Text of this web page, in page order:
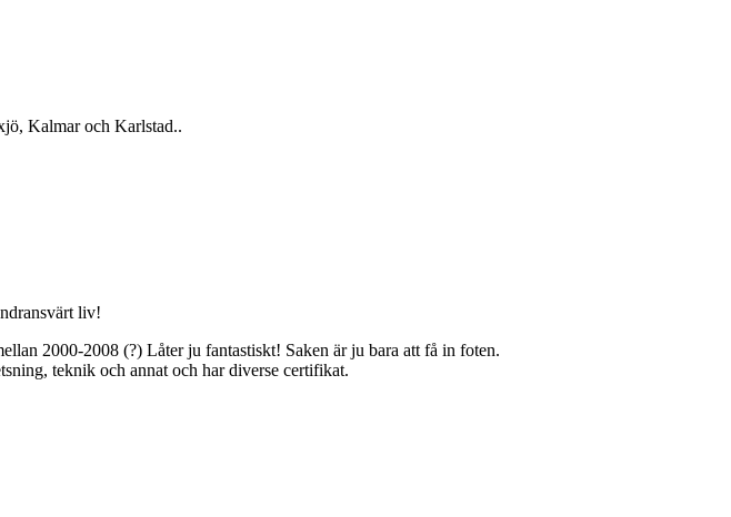
Kalmar och Karlstad..
liv!
2000-2008 (?) Låter ju fantastiskt! Saken är ju bara att få in foten.
teknik och annat och har diverse certifikat.